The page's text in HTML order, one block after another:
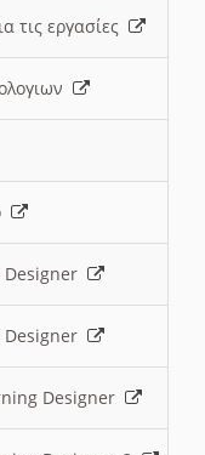
τις εργασίες
Designer
Designer
Designer